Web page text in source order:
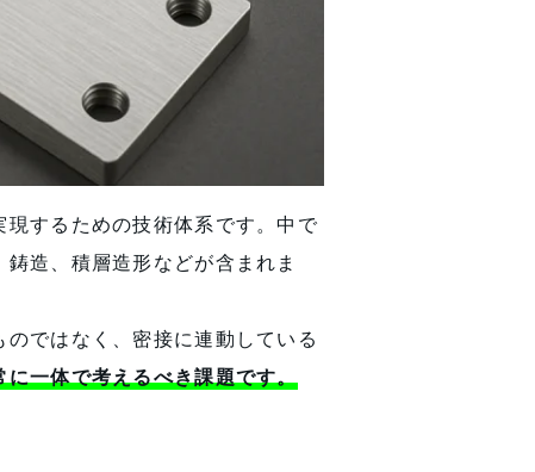
するための技術体系です。中で
造、積層造形などが含まれま
ではなく、密接に連動している
一体で考えるべき課題です。